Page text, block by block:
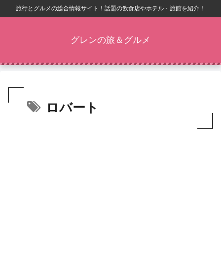
旅行とグルメの総合情報サイト！話題の飲食店やホテル・旅館を紹介！
グレンの旅＆グルメ
ロバート